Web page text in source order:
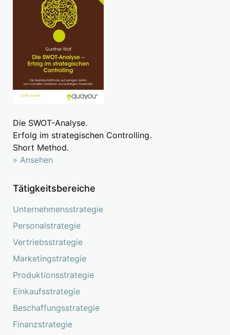
Die SWOT-Analyse.
Erfolg im strategischen Controlling.
Short Method.
» Ansehen
Tätigkeitsbereiche
Unternehmensstrategie
Personalstrategie
Vertriebsstrategie
Marketingstrategie
Produktionsstrategie
Einkaufsstrategie
Beschaffungsstrategie
Finanzstrategie